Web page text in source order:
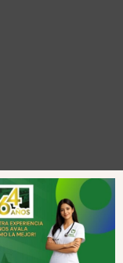
Noticias| Todos los